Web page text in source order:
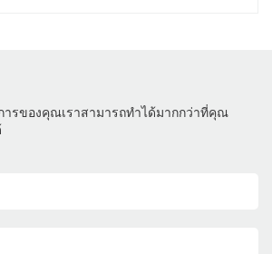
ารของคุณเราสามารถทำได้มากกว่าที่คุณ